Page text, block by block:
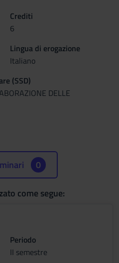
Crediti
6
Lingua di erogazione
Italiano
(SSD)
DELLE
0
come segue:
Periodo
II semestre